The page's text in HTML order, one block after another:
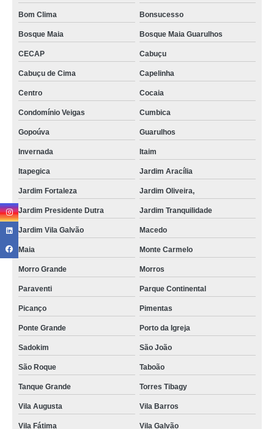
Bom Clima Bonsucesso
Bosque Maia Bosque Maia Guarulhos
CECAP Cabuçu
Cabuçu de Cima Capelinha
Centro Cocaia
Condomínio Veigas Cumbica
Gopoúva Guarulhos
Invernada Itaim
Itapegica Jardim Aracília
Jardim Fortaleza Jardim Oliveira,
Jardim Presidente Dutra Jardim Tranquilidade
Jardim Vila Galvão Macedo
Maia Monte Carmelo
Morro Grande Morros
Paraventi Parque Continental
Picanço Pimentas
Ponte Grande Porto da Igreja
Sadokim São João
São Roque Taboão
Tanque Grande Torres Tibagy
Vila Augusta Vila Barros
Vila Fátima Vila Galvão